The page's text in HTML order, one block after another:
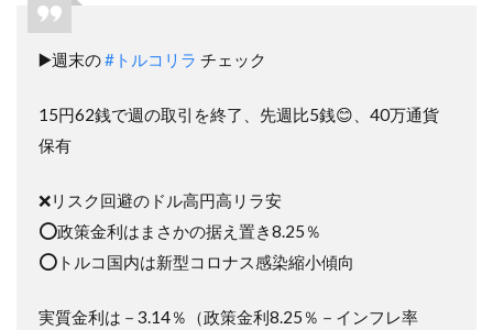
▶️週末の#トルコリラ チェック
15円62銭で週の取引を終了、先週比5銭😊、40万通貨
保有
❌リスク回避のドル高円高リラ安
⭕️政策金利はまさかの据え置き8.25％
⭕️トルコ国内は新型コロナス感染縮小傾向
実質金利は－3.14％（政策金利8.25％－インフレ率